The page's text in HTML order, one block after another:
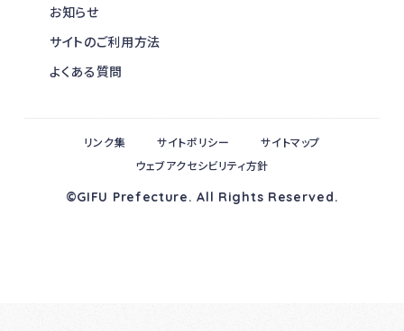
お知らせ
サイトのご利用方法
よくある質問
©GIFU Prefecture. All Rights Reserved.
リンク集 サイトポリシー
サイトマップ
ウェブアクセシビリティ方針